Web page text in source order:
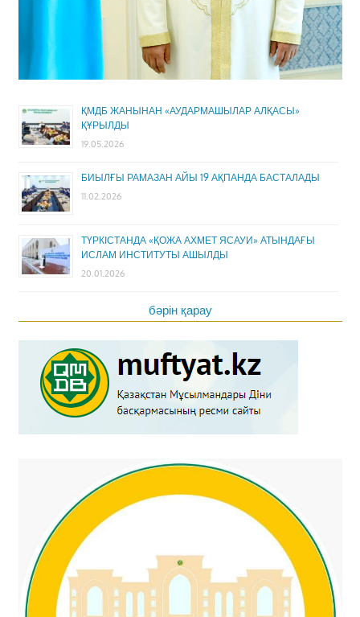
ҚМДБ ЖАНЫНАН «АУДАРМАШЫЛАР АЛҚАСЫ»
ҚҰРЫЛДЫ
19.05.2026
БИЫЛҒЫ РАМАЗАН АЙЫ 19 АҚПАНДА БАСТАЛАДЫ
11.02.2026
ТҮРКІСТАНДА «ҚОЖА АХМЕТ ЯСАУИ» АТЫНДАҒЫ
ИСЛАМ ИНСТИТУТЫ АШЫЛДЫ
20.01.2026
бәрін қарау